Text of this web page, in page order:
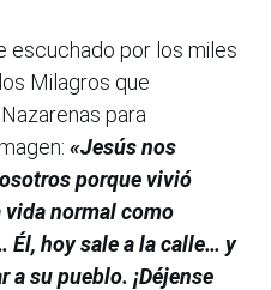
escuchado por los miles
Milagros que
para
«Jesús nos
porque vivió
normal como
Él, hoy sale a la calle… y
a su pueblo. ¡Déjense